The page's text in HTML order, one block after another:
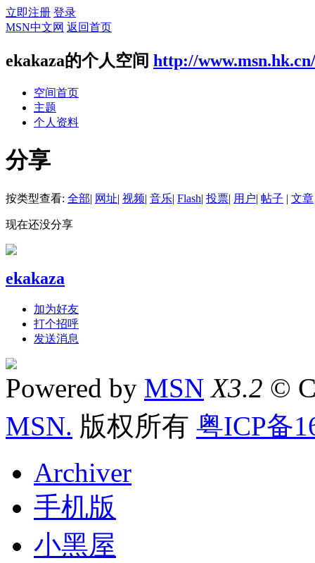
立即注册 登录
MSN中文网 返回首页
ekakaza的个人空间 http://
空间首页
主题
个人资料
分享
按类型查看: 全部| 网址| 视频| 音乐| Flash| 投票| 用户| 帖子 | 文章
现在还没分享
ekakaza
加为好友
打个招呼
发送消息
Powered by MSN X3.2 ©
MSN. 版权所有 粤ICP备
Archiver
手机版
小黑屋